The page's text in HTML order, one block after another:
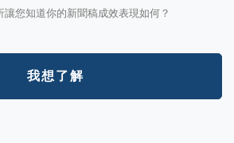
您知道你的新聞稿成效表現如何？
我想了解